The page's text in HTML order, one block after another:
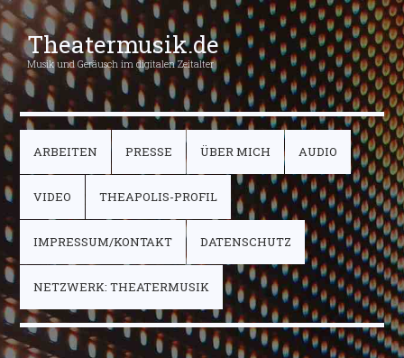
Theatermusik.de
Musik und Geräusch im digitalen Zeitalter
ARBEITEN PRESSE ÜBER MICH AUDIO
VIDEO THEAPOLIS-PROFIL
IMPRESSUM/KONTAKT DATENSCHUTZ
NETZWERK: THEATERMUSIK